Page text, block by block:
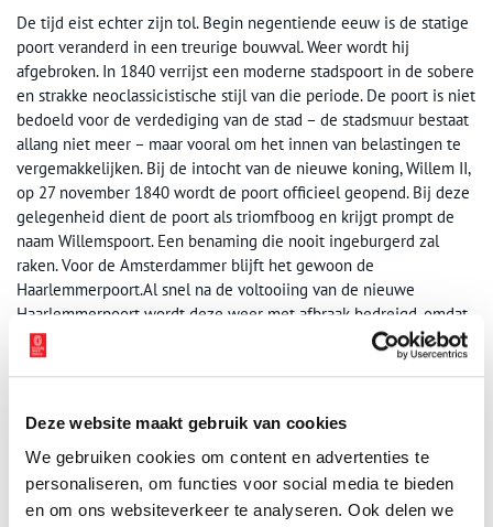
Deze website maakt gebruik van cookies
We gebruiken cookies om content en advertenties te
personaliseren, om functies voor social media te bieden
en om ons websiteverkeer te analyseren. Ook delen we
De tijd eist echter zijn tol. Begin negentiende eeuw is de statige
poort veranderd in een treurige bouwval. Weer wordt hij
afgebroken. In 1840 verrijst een moderne stadspoort in de sobere
en strakke neoclassicistische stijl van die periode. De poort is niet
bedoeld voor de verdediging van de stad – de stadsmuur bestaat
allang niet meer – maar vooral om het innen van belastingen te
vergemakkelijken. Bij de intocht van de nieuwe koning, Willem II,
op 27 november 1840 wordt de poort officieel geopend. Bij deze
gelegenheid dient de poort als triomfboog en krijgt prompt de
naam Willemspoort. Een benaming die nooit ingeburgerd zal
raken. Voor de Amsterdammer blijft het gewoon de
Haarlemmerpoort.Al snel na de voltooiing van de nieuwe
Haarlemmerpoort wordt deze weer met afbraak bedreigd, omdat
er een nieuw gebouw voor politie en brandweer moet komen.
Maar in 1900 wordt de poort toch gerestaureerd. Ook midden
Oudheidkundige verenigingen verzetten zich met succes. Een
echte functie voor de stad heeft de poort echter niet meer. Sinds
1986 wordt de poort na een renovatie door particulieren
bewoond.